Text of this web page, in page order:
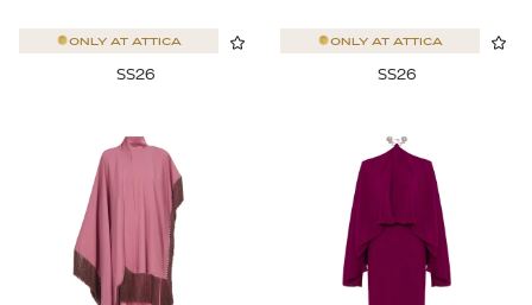
ONLY AT ATTICA
SS26
ONLY AT ATTICA
SS26